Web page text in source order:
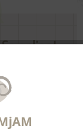
gelingt
im
Katze oder
erfolgreich
im